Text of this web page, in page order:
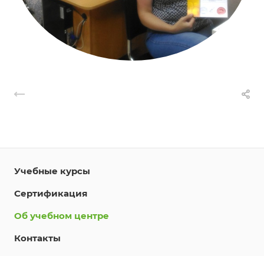
Учебные курсы
Сертификация
Об учебном центре
Контакты